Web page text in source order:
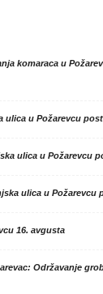
komaraca u
ulica u Požarevcu
ulica u Požarevcu
ulica u Požarevcu
16. avgusta
Održavanje